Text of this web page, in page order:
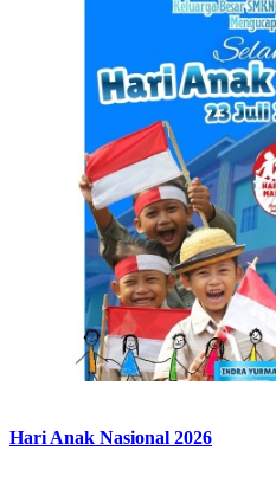
Hari Anak Nasional 2026